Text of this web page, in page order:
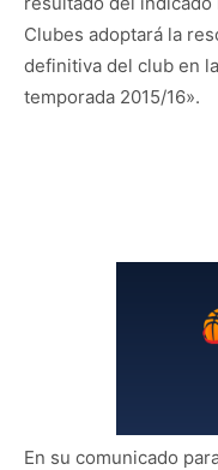
Clubes adoptará la
definitiva del club en
temporada 2015/16».
En su comunicado